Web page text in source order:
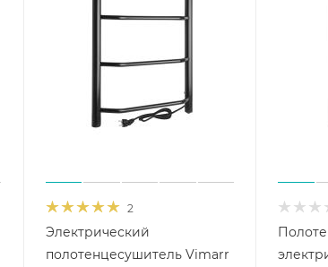
2
Электрический
полотенцесушитель Vimarr